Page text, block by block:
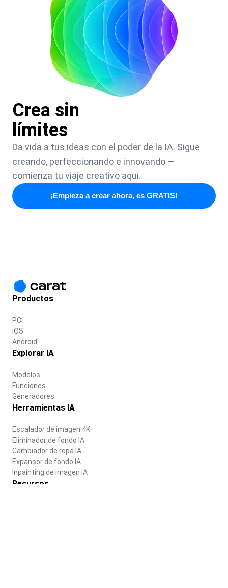
Crea sin
límites
Da vida a tus ideas con el poder de la IA. Sigue
creando, perfeccionando e innovando —
comienza tu viaje creativo aquí.
¡Empieza a crear ahora, es GRATIS!
Productos
PC
iOS
Android
Explorar IA
Modelos
Funciones
Generadores
Herramientas IA
Escalador de imagen 4K
Eliminador de fondo IA
Cambiador de ropa IA
Expansor de fondo IA
Inpainting de imagen IA
Recursos